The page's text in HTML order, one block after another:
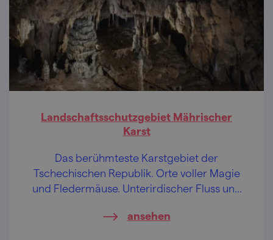
Landschaftsschutzgebiet Mährischer
Karst
Das berühmteste Karstgebiet der
Tschechischen Republik. Orte voller Magie
und Fledermäuse. Unterirdischer Fluss und
ansehen